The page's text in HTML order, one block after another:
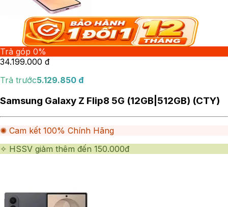
Trả góp 0%
34.199.000 đ
Trả trước5.129.850 đ
Samsung Galaxy Z Flip8 5G (12GB|512GB) (CTY)
✺ Cam kết 100% Chính Hãng
✧ HSSV giảm thêm đến 150.000đ